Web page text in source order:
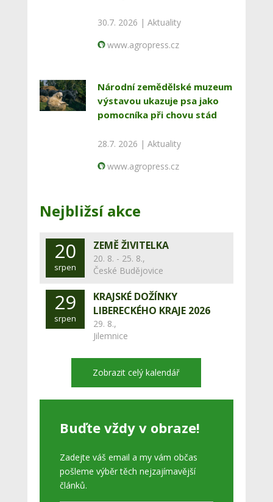
30.7. 2026 | Aktuality
www.agropress.cz
Národní zemědělské muzeum
výstavou ukazuje psa jako
pomocníka při chovu stád
28.7. 2026 | Aktuality
www.agropress.cz
Nejbližsí akce
20
srpen
ZEMĚ ŽIVITELKA
20. 8. - 25. 8.,
České Budějovice
29
srpen
KRAJSKÉ DOŽÍNKY
LIBERECKÉHO KRAJE 2026
29. 8.,
Jilemnice
Zobrazit celý kalendář
Buďte vždy v obraze!
Zadejte váš email a my vám občas
pošleme výběr těch nejzajímavější
článků.